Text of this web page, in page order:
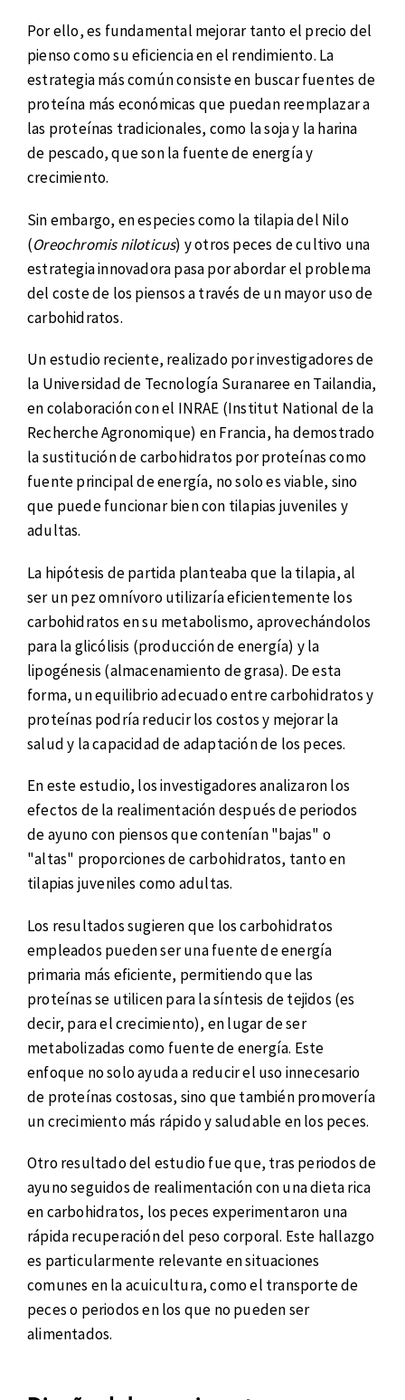
Por ello, es fundamental mejorar tanto el precio del
pienso como su eficiencia en el rendimiento. La
estrategia más común consiste en buscar fuentes de
proteína más económicas que puedan reemplazar a
las proteínas tradicionales, como la soja y la harina
de pescado, que son la fuente de energía y
crecimiento.
Sin embargo, en especies como la tilapia del Nilo
(Oreochromis niloticus) y otros peces de cultivo una
estrategia innovadora pasa por abordar el problema
del coste de los piensos a través de un mayor uso de
carbohidratos.
Un estudio reciente, realizado por investigadores de
la Universidad de Tecnología Suranaree en Tailandia,
en colaboración con el INRAE (Institut National de la
Recherche Agronomique) en Francia, ha demostrado
la sustitución de carbohidratos por proteínas como
fuente principal de energía, no solo es viable, sino
que puede funcionar bien con tilapias juveniles y
adultas.
La hipótesis de partida planteaba que la tilapia, al
ser un pez omnívoro utilizaría eficientemente los
carbohidratos en su metabolismo, aprovechándolos
para la glicólisis (producción de energía) y la
lipogénesis (almacenamiento de grasa). De esta
forma, un equilibrio adecuado entre carbohidratos y
proteínas podría reducir los costos y mejorar la
salud y la capacidad de adaptación de los peces.
En este estudio, los investigadores analizaron los
efectos de la realimentación después de periodos
de ayuno con piensos que contenían "bajas" o
"altas" proporciones de carbohidratos, tanto en
tilapias juveniles como adultas.
Los resultados sugieren que los carbohidratos
empleados pueden ser una fuente de energía
primaria más eficiente, permitiendo que las
proteínas se utilicen para la síntesis de tejidos (es
decir, para el crecimiento), en lugar de ser
metabolizadas como fuente de energía. Este
enfoque no solo ayuda a reducir el uso innecesario
de proteínas costosas, sino que también promovería
un crecimiento más rápido y saludable en los peces.
Otro resultado del estudio fue que, tras periodos de
ayuno seguidos de realimentación con una dieta rica
en carbohidratos, los peces experimentaron una
rápida recuperación del peso corporal. Este hallazgo
es particularmente relevante en situaciones
comunes en la acuicultura, como el transporte de
peces o periodos en los que no pueden ser
alimentados.